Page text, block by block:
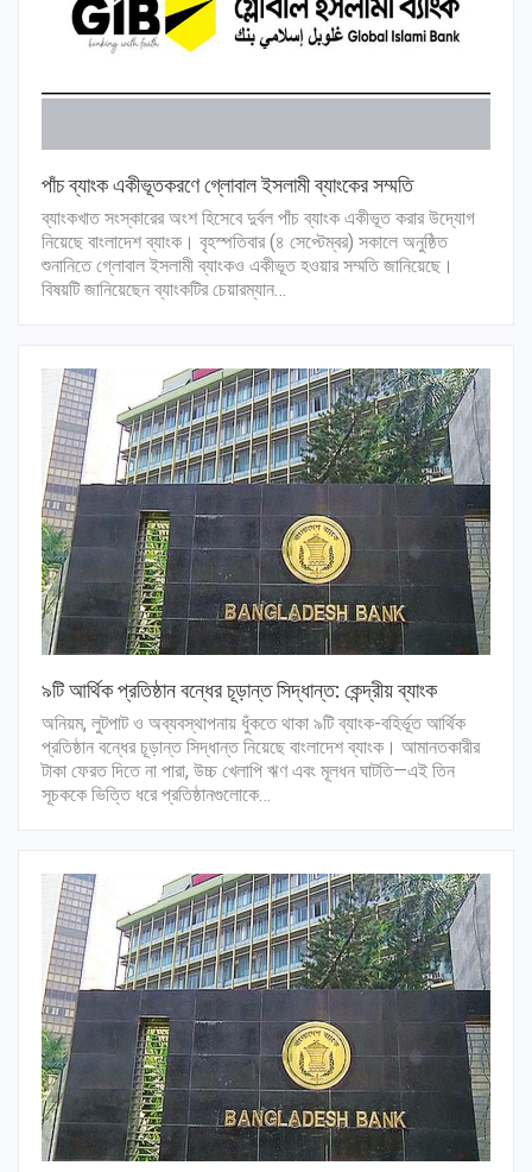
পাঁচ ব্যাংক একীভূতকরণে গ্লোবাল ইসলামী ব্যাংকের সম্মতি
ব্যাংকখাত সংস্কারের অংশ হিসেবে দুর্বল পাঁচ ব্যাংক একীভূত করার উদ্যোগ
নিয়েছে বাংলাদেশ ব্যাংক। বৃহস্পতিবার (৪ সেপ্টেম্বর) সকালে অনুষ্ঠিত
শুনানিতে গ্লোবাল ইসলামী ব্যাংকও একীভূত হওয়ার সম্মতি জানিয়েছে।
বিষয়টি জানিয়েছেন ব্যাংকটির চেয়ারম্যান…
৯টি আর্থিক প্রতিষ্ঠান বন্ধের চূড়ান্ত সিদ্ধান্ত: কেন্দ্রীয় ব্যাংক
অনিয়ম, লুটপাট ও অব্যবস্থাপনায় ধুঁকতে থাকা ৯টি ব্যাংক-বহির্ভূত আর্থিক
প্রতিষ্ঠান বন্ধের চূড়ান্ত সিদ্ধান্ত নিয়েছে বাংলাদেশ ব্যাংক। আমানতকারীর
টাকা ফেরত দিতে না পারা, উচ্চ খেলাপি ঋণ এবং মূলধন ঘাটতি—এই তিন
সূচককে ভিত্তি ধরে প্রতিষ্ঠানগুলোকে…